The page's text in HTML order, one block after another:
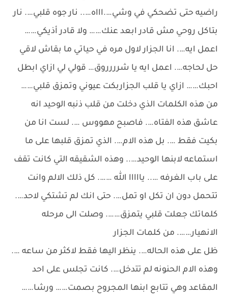
راضيه حتى تضحكي في وشي….اااه….. نار جوه قلبي…. نار
بتاكل روحي مش قادر ابعد عنك…… ولا قادر أذيكي……
اعمل ايه…. انا الجزار لاول مره في حياتي ما بقاش لاقي
حل لحاجه…. اعمل ايه يا شرررروق… قولي لي ازاي ابطل
احبك…… ازاي يا قلب الجزاربكت عيوني وتمزق قلبي……
من هذه الكلمات الذي دخلت من قلب ذنبه الوحيد انه
عاشق هذه الفتاه…. فاصبح مهووس …. لست انا من
بكيت فقط …. بل هذه الام…. الذي تمزق قلبها على ما
استماعه لابنها الوحيد….. وهذه الشقيقه التي كانت تقف
على باب الغرفه ….. يااااا الله ……. كل ذلك الالم وانت
تتحمل دون ان تكل او تمل…. حتى انك لم تشتكي لاحد….
كلماتك جعلت قلبي يتمزق……. وصلت الى مرحله
الانهيار……. من كلمات الجزار
ظل على هذه الحاله…. ينظر اليها فقط لاكثر من ساعه ….
وهذه الام الحنونه لم تتدخل…. كانت تجلس على احد
المقاعد وهي تتابع ابنها المجروح بصمت…… ورشا……